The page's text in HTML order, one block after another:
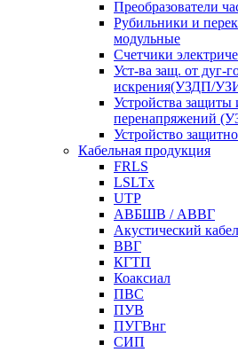
Преобразователи
Рубильники и
модульные
Счетчики
Уст-ва защ. от дуг-
искрения(УЗДП/
Устройства
перенапряжений
Устройство
Кабельная продукция
FRLS
LSLTx
UTP
АВБШВ / АВВГ
Акустический
ВВГ
КГТП
Коаксиал
ПВС
ПУВ
ПУГВнг
СИП